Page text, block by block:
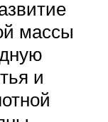
массы
и